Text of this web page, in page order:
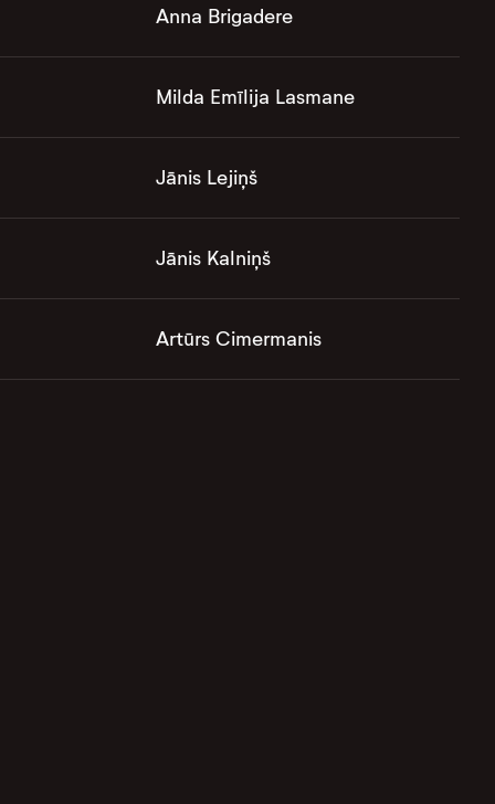
Anna Brigadere
Milda Emīlija Lasmane
Jānis Lejiņš
Jānis Kalniņš
Artūrs Cimermanis